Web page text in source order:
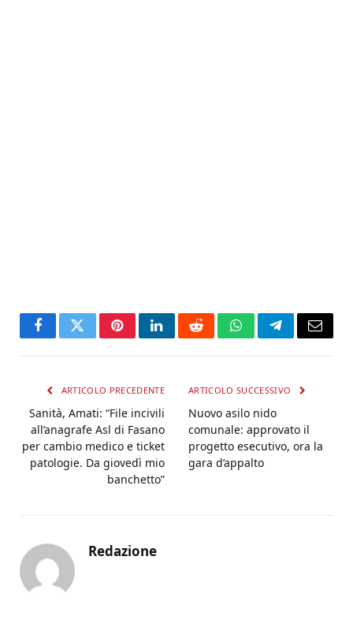
FacebookTwitterPinterestLinkedInRedditWhatsAppTelegramEmail
ARTICOLO PRECEDENTE
Sanità, Amati: “File incivili
all’anagrafe Asl di Fasano
per cambio medico e ticket
patologie. Da giovedì mio
banchetto”
ARTICOLO SUCCESSIVO
Nuovo asilo nido
comunale: approvato il
progetto esecutivo, ora la
gara d’appalto
Redazione